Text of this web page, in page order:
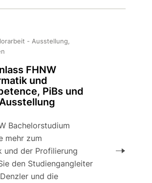
- Ausstellung,
FHNW
und
PiBs und
Bachelorstudium
mehr zum
und der Profilierung
den Studiengangleiter
und die